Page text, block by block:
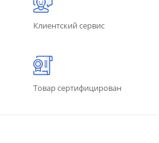
Клиентский сервис
Товар сертифицирован